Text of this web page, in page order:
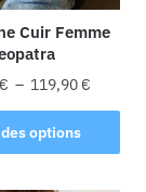
Cuir Femme
€ – 119,90€Plage
de
107,90
options
Ce
produit